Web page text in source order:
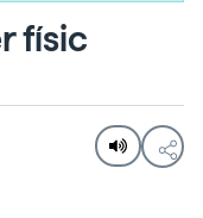
físic